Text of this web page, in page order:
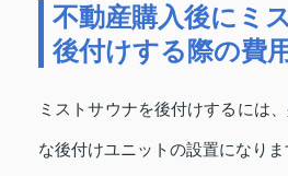
不動産購入後にミ
後付けする際の費用
ミストサウナを後付けするには
な後付けユニットの設置になりま